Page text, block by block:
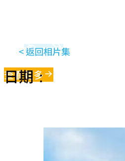
< 返回相片集
查看更多
日期：